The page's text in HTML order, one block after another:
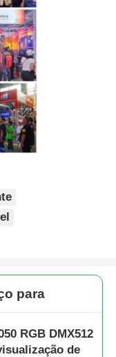
para
RGB DMX512
de